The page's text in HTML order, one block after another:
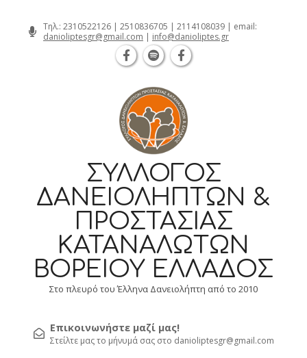
Τηλ.: 2310522126 | 2510836705 | 2114108039 | email:
danioliptesgr@gmail.com | info@danioliptes.gr
ΣΎΛΛΟΓΟΣ
ΔΑΝΕΙΟΛΗΠΤΏΝ &
ΠΡΟΣΤΑΣΊΑΣ
ΚΑΤΑΝΑΛΩΤΏΝ
ΒΟΡΕΊΟΥ ΕΛΛΆΔΟΣ
Στο πλευρό του Έλληνα Δανειολήπτη από το 2010
Επικοινωνήστε μαζί μας!
Στείλτε μας το μήνυμά σας στο danioliptesgr@gmail.com